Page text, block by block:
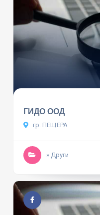
ГИДО ООД
гр. ПЕЩЕРА
» Други